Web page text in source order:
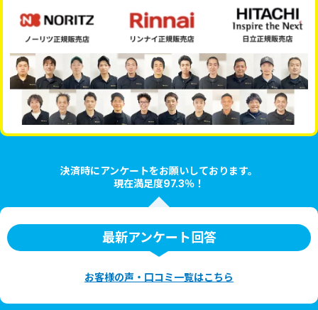
決済時にアンケートをお願いしております。
現在満足度97.3％！
最新アンケート回答
お客様の声・口コミ一覧はこちら